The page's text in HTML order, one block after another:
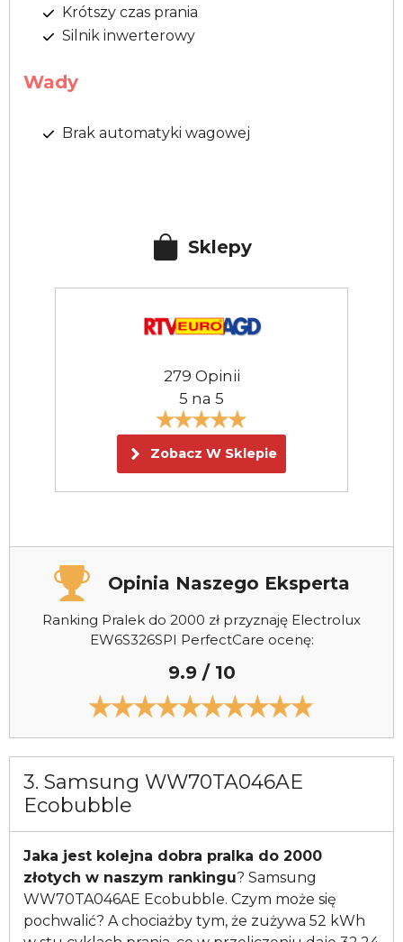
Krótszy czas prania
Silnik inwerterowy
Wady
Brak automatyki wagowej
Sklepy
279 Opinii
5 na 5
Zobacz W Sklepie
Opinia Naszego Eksperta
Ranking Pralek do 2000 zł przyznaję Electrolux
EW6S326SPI PerfectCare ocenę:
9.9 / 10
3. Samsung WW70TA046AE
Ecobubble
Jaka jest kolejna dobra pralka do 2000
złotych w naszym rankingu? Samsung
WW70TA046AE Ecobubble. Czym może się
pochwalić? A chociażby tym, że zużywa 52 kWh